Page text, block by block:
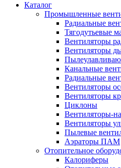
Каталог
Промышленные
Радиальные
Тягодутьевые
Вентиляторы
Вентиляторы
Канальные
Радиальные
Вентиляторы
Вентиляторы
Циклоны
Вентиляторы-
Вентиляторы
Пылевые
Аэраторы ПАМ
Отопительное
Калориферы